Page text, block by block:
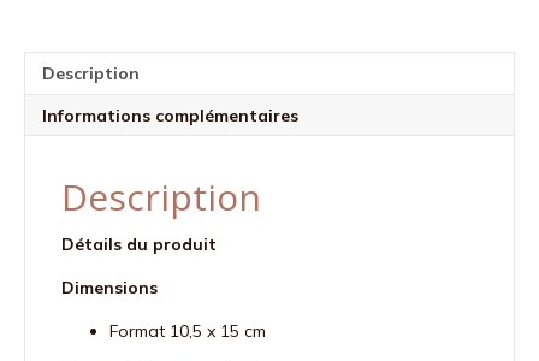
beige
Description
Informations complémentaires
Description
Détails du produit
Dimensions
Format 10,5 x 15 cm